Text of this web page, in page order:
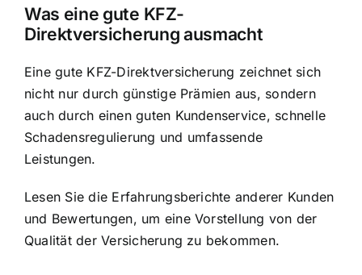
Was eine gute KFZ-
Direktversicherung ausmacht
Eine gute KFZ-Direktversicherung zeichnet sich
nicht nur durch günstige Prämien aus, sondern
auch durch einen guten Kundenservice, schnelle
Schadensregulierung und umfassende
Leistungen.
Lesen Sie die Erfahrungsberichte anderer Kunden
und Bewertungen, um eine Vorstellung von der
Qualität der Versicherung zu bekommen.